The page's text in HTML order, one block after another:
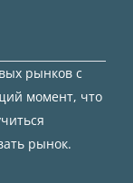
рынков с
момент, что
рынок.